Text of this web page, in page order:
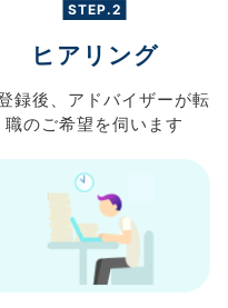
STEP.2
ヒアリング
録後、 アドバイザーが転
職のご希望を伺います